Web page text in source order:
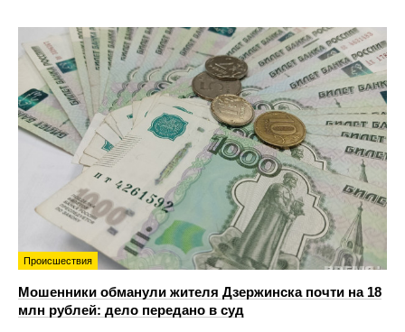
Происшествия
Мошенники обманули жителя Дзержинска почти на 18
млн рублей: дело передано в суд